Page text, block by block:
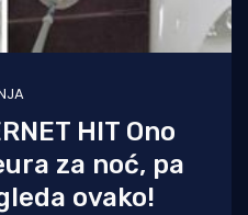
HIT Ono
za noć, pa
ovako!